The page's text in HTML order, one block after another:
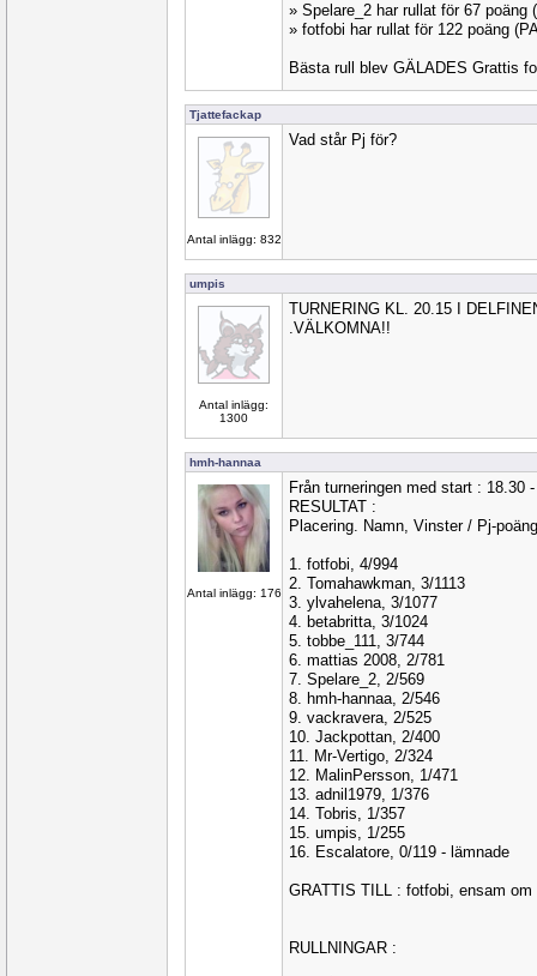
» Spelare_2 har rullat för 67 poäng
» fotfobi har rullat för 122 poäng
Bästa rull blev GÄLADES Grattis
Tjattefackap
Antal inlägg: 832
Vad står Pj för?
umpis
Antal inlägg:
1300
TURNERING KL. 20.15 I
.VÄLKOMNA!!
hmh-hannaa
Antal inlägg: 176
Från turneringen med start : 18.30
RESULTAT :
Placering. Namn, Vinster / Pj-poäng
1. fotfobi, 4/994
2. Tomahawkman, 3/1113
3. ylvahelena, 3/1077
4. betabritta, 3/1024
5. tobbe_111, 3/744
6. mattias 2008, 2/781
7. Spelare_2, 2/569
8. hmh-hannaa, 2/546
9. vackravera, 2/525
10. Jackpottan, 2/400
11. Mr-Vertigo, 2/324
12. MalinPersson, 1/471
13. adnil1979, 1/376
14. Tobris, 1/357
15. umpis, 1/255
16. Escalatore, 0/119 - lämnade
GRATTIS TILL : fotfobi, ensam
RULLNINGAR :